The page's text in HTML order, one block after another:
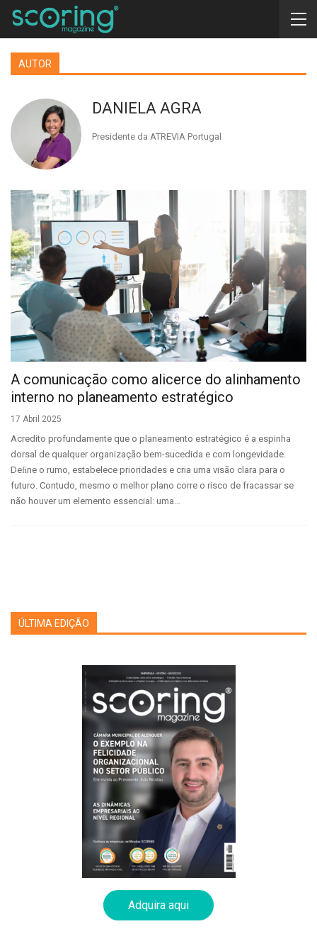
AUTOR
DANIELA AGRA
Presidente da ATREVIA Portugal
A comunicação como alicerce do alinhamento
interno no planeamento estratégico
17 Abril 2025
Acredito profundamente que o planeamento estratégico é a espinha
dorsal de qualquer organização bem-sucedida e com longevidade.
Deﬁne o rumo, estabelece prioridades e cria uma visão clara para o
futuro. Contudo, mesmo o melhor plano corre o risco de fracassar se
não houver um elemento essencial: uma…
ÚLTIMA EDIÇÃO
Adquira aqui